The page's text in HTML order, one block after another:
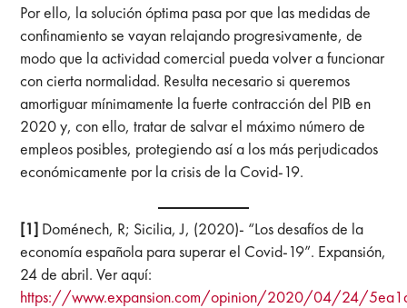
Por ello, la solución óptima pasa por que las medidas de
confinamiento se vayan relajando progresivamente, de
modo que la actividad comercial pueda volver a funcionar
con cierta normalidad. Resulta necesario si queremos
amortiguar mínimamente la fuerte contracción del PIB en
2020 y, con ello, tratar de salvar el máximo número de
empleos posibles, protegiendo así a los más perjudicados
económicamente por la crisis de la Covid-19.
[1] Doménech, R; Sicilia, J, (2020)- “Los desafíos de la
economía española para superar el Covid-19”. Expansión,
24 de abril. Ver aquí:
https://www.expansion.com/opinion/2020/04/24/